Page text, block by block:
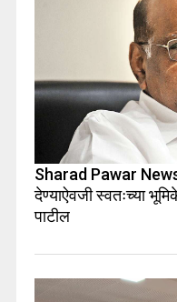
Sharad Pawar News
देण्याऐवजी स्वतःच्या
पाटील